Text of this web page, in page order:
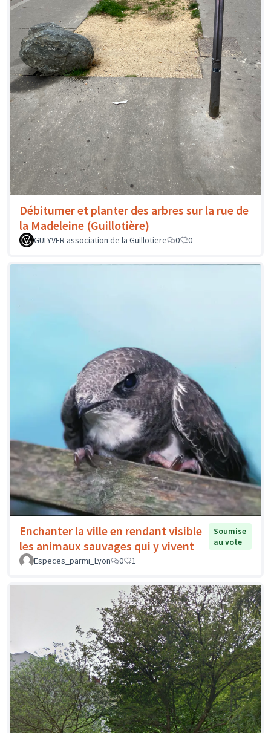
Débitumer et planter des arbres sur la rue de
la Madeleine (Guillotière)
GULYVER association de la Guillotiere 0 0
Enchanter la ville en rendant visible
les animaux sauvages qui y vivent
Soumise
au vote
Especes_parmi_Lyon
0 1